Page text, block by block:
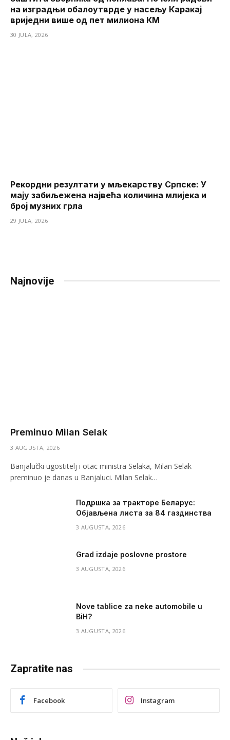
на изградњи обалоутврде у насељу Каракај
вриједни више од пет милиона КМ
30 JULA, 2026
Рекордни резултати у мљекарству Српске: У
мају забиљежена највећа количина млијека и
број музних грла
29 JULA, 2026
Najnovije
Preminuo Milan Selak
3 AUGUSTA, 2026
Banjalučki ugostitelj i otac ministra Selaka, Milan Selak
preminuo je danas u Banjaluci. Milan Selak…
Подршка за тракторе Беларус:
Објављена листа за 84 газдинства
3 AUGUSTA, 2026
Grad izdaje poslovne prostore
3 AUGUSTA, 2026
Nove tablice za neke automobile u
BiH?
3 AUGUSTA, 2026
Zapratite nas
Facebook Instagram